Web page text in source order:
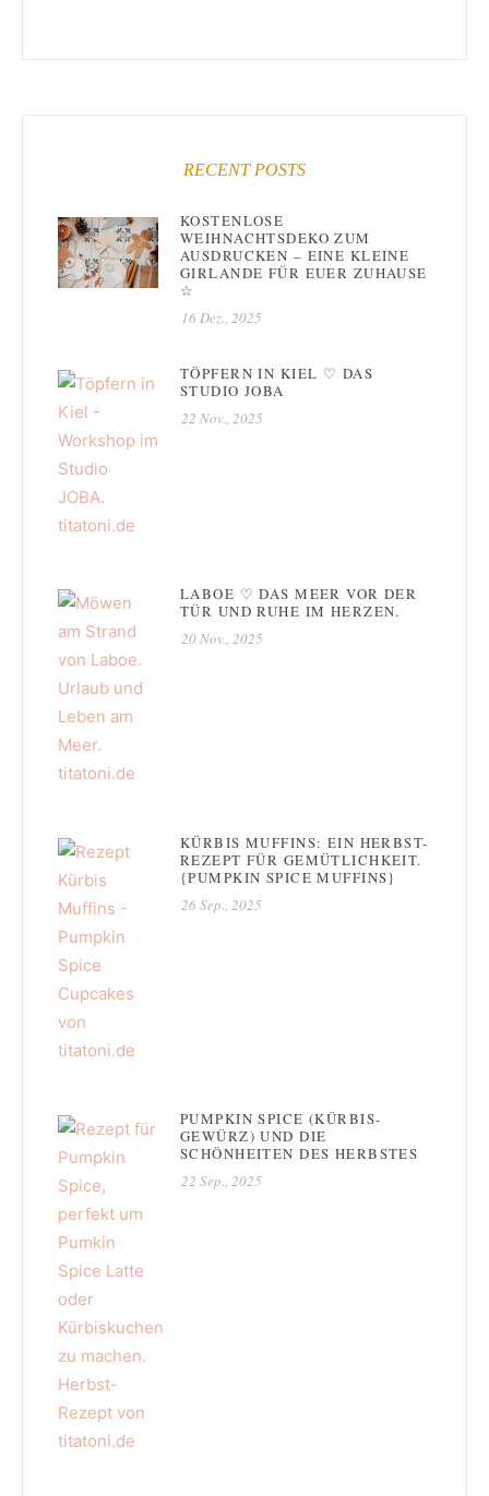
RECENT POSTS
KOSTENLOSE
WEIHNACHTSDEKO ZUM
AUSDRUCKEN – EINE KLEINE
GIRLANDE FÜR EUER ZUHAUSE
☆
16 Dez., 2025
TÖPFERN IN KIEL ♡ DAS
STUDIO JOBA
22 Nov., 2025
LABOE ♡ DAS MEER VOR DER
TÜR UND RUHE IM HERZEN.
20 Nov., 2025
KÜRBIS MUFFINS: EIN HERBST-
REZEPT FÜR GEMÜTLICHKEIT.
{PUMPKIN SPICE MUFFINS}
26 Sep., 2025
PUMPKIN SPICE (KÜRBIS-
GEWÜRZ) UND DIE
SCHÖNHEITEN DES HERBSTES
22 Sep., 2025